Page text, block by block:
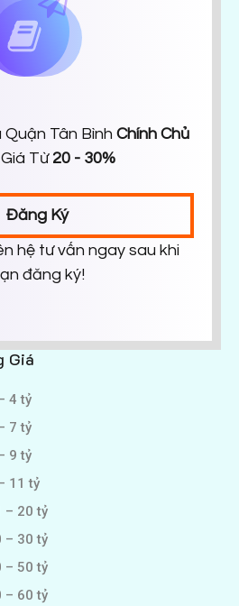
Tân Bình Chính Chủ
Từ 20 - 30%
Đăng Ký
hệ tư vấn ngay sau khi
đăng ký!
Giá
4 tỷ
7 tỷ
9 tỷ
11 tỷ
– 20 tỷ
– 30 tỷ
– 50 tỷ
– 60 tỷ